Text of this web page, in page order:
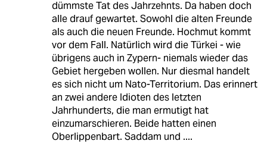
dümmste Tat des Jahrzehnts. Da haben doch
alle drauf gewartet. Sowohl die alten Freunde
als auch die neuen Freunde. Hochmut kommt
vor dem Fall. Natürlich wird die Türkei - wie
übrigens auch in Zypern- niemals wieder das
Gebiet hergeben wollen. Nur diesmal handelt
es sich nicht um Nato-Territorium. Das erinnert
an zwei andere Idioten des letzten
Jahrhunderts, die man ermutigt hat
einzumarschieren. Beide hatten einen
Oberlippenbart. Saddam und ....